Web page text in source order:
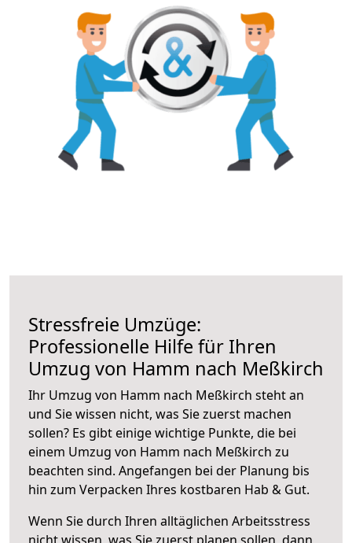
Stressfreie Umzüge:
Professionelle Hilfe für Ihren
Umzug von Hamm nach Meßkirch
Ihr Umzug von Hamm nach Meßkirch steht an
und Sie wissen nicht, was Sie zuerst machen
sollen? Es gibt einige wichtige Punkte, die bei
einem Umzug von Hamm nach Meßkirch zu
beachten sind. Angefangen bei der Planung bis
hin zum Verpacken Ihres kostbaren Hab & Gut.
Wenn Sie durch Ihren alltäglichen Arbeitsstress